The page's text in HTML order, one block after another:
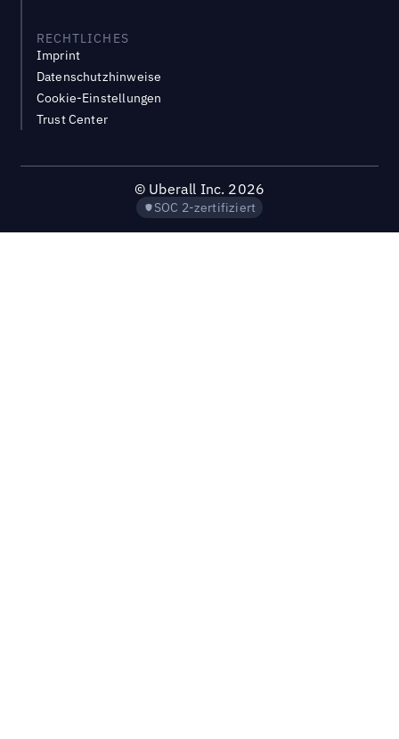
RECHTLICHES
Imprint
Datenschutzhinweise
Cookie-Einstellungen
Trust Center
© Uberall Inc. 2026
SOC 2-zertifiziert